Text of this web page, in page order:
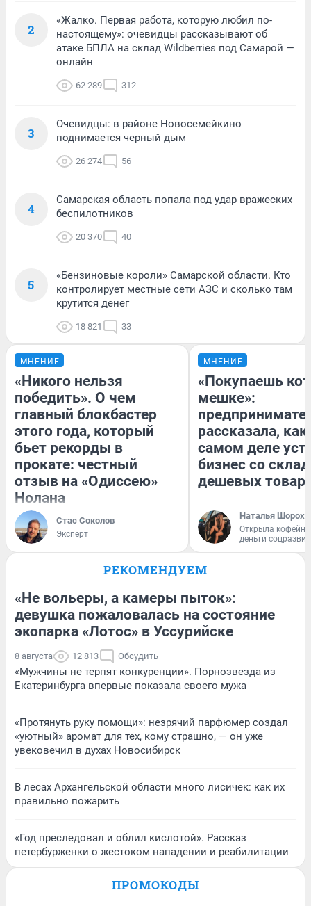
2
«Жалко. Первая работа, которую любил по-
настоящему»: очевидцы рассказывают об
атаке БПЛА на склад Wildberries под Самарой —
онлайн
62 289 312
3
Очевидцы: в районе Новосемейкино
поднимается черный дым
26 274 56
4
Самарская область попала под удар вражеских
беспилотников
20 370 40
5
«Бензиновые короли» Самарской области. Кто
контролирует местные сети АЗС и сколько там
крутится денег
18 821 33
МНЕНИЕ
«Никого нельзя
победить». О чем
главный блокбастер
этого года, который
бьет рекорды в
прокате: честный
отзыв на «Одиссею»
Нолана
Стас Соколов
Эксперт
МНЕНИЕ
«Покупаешь
мешке»:
рассказала, как
самом деле
бизнес со
дешевых
Наталья
Открыла
деньги
РЕКОМЕНДУЕМ
«Не вольеры, а камеры пыток»:
девушка пожаловалась на состояние
экопарка «Лотос» в Уссурийске
8 августа 12 813 Обсудить
«Мужчины не терпят конкуренции». Порнозвезда из
Екатеринбурга впервые показала своего мужа
«Протянуть руку помощи»: незрячий парфюмер создал
«уютный» аромат для тех, кому страшно, — он уже
увековечил в духах Новосибирск
В лесах Архангельской области много лисичек: как их
правильно пожарить
«Год преследовал и облил кислотой». Рассказ
петербурженки о жестоком нападении и реабилитации
ПРОМОКОДЫ